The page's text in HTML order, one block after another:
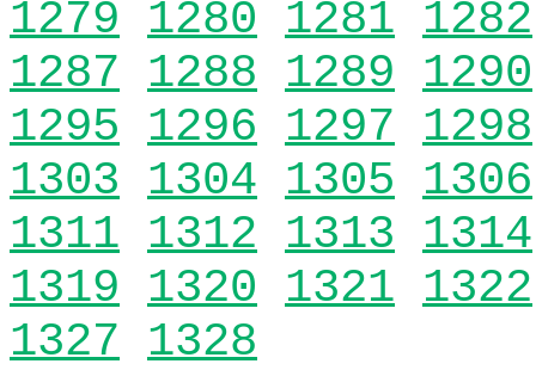
1279 1280 1281 1282
1287 1288 1289 1290
1295 1296 1297 1298
1303 1304 1305 1306
1311 1312 1313 1314
1319 1320 1321 1322
1327 1328